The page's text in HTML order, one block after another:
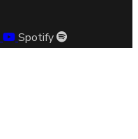
Spotify